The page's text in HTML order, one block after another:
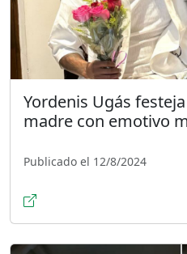
Yordenis Ugás
madre con emotivo
Publicado el 12/8/2024